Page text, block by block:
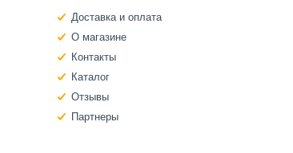
Доставка и оплата
О магазине
Контакты
Каталог
Отзывы
Партнеры